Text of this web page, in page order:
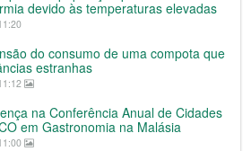
devido às temperaturas elevadas
do consumo de uma compota que
estranhas
na Conferência Anual de Cidades
em Gastronomia na Malásia